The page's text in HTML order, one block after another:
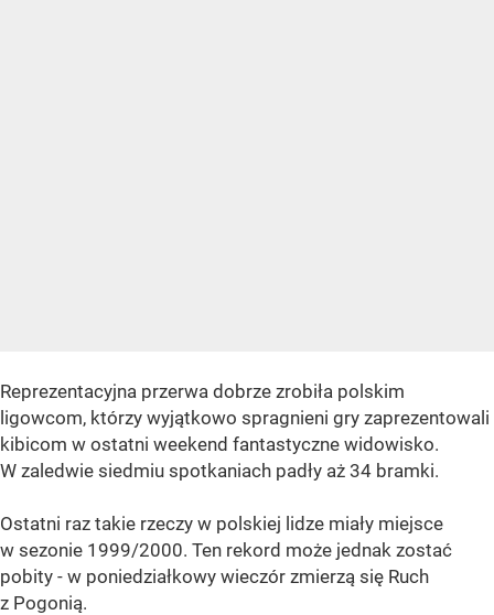
Reprezentacyjna przerwa dobrze zrobiła polskim
ligowcom, którzy wyjątkowo spragnieni gry zaprezentowali
kibicom w ostatni weekend fantastyczne widowisko.
W zaledwie siedmiu spotkaniach padły aż 34 bramki.
Ostatni raz takie rzeczy w polskiej lidze miały miejsce
w sezonie 1999/2000. Ten rekord może jednak zostać
pobity - w poniedziałkowy wieczór zmierzą się Ruch
z Pogonią.